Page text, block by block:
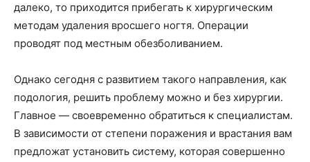
далеко, то приходится прибегать к хирургическим
методам удаления вросшего ногтя. Операции
проводят под местным обезболиванием.
Однако сегодня с развитием такого направления, как
подология, решить проблему можно и без хирургии.
Главное — своевременно обратиться к специалистам.
В зависимости от степени поражения и врастания вам
предложат установить систему, которая совершенно